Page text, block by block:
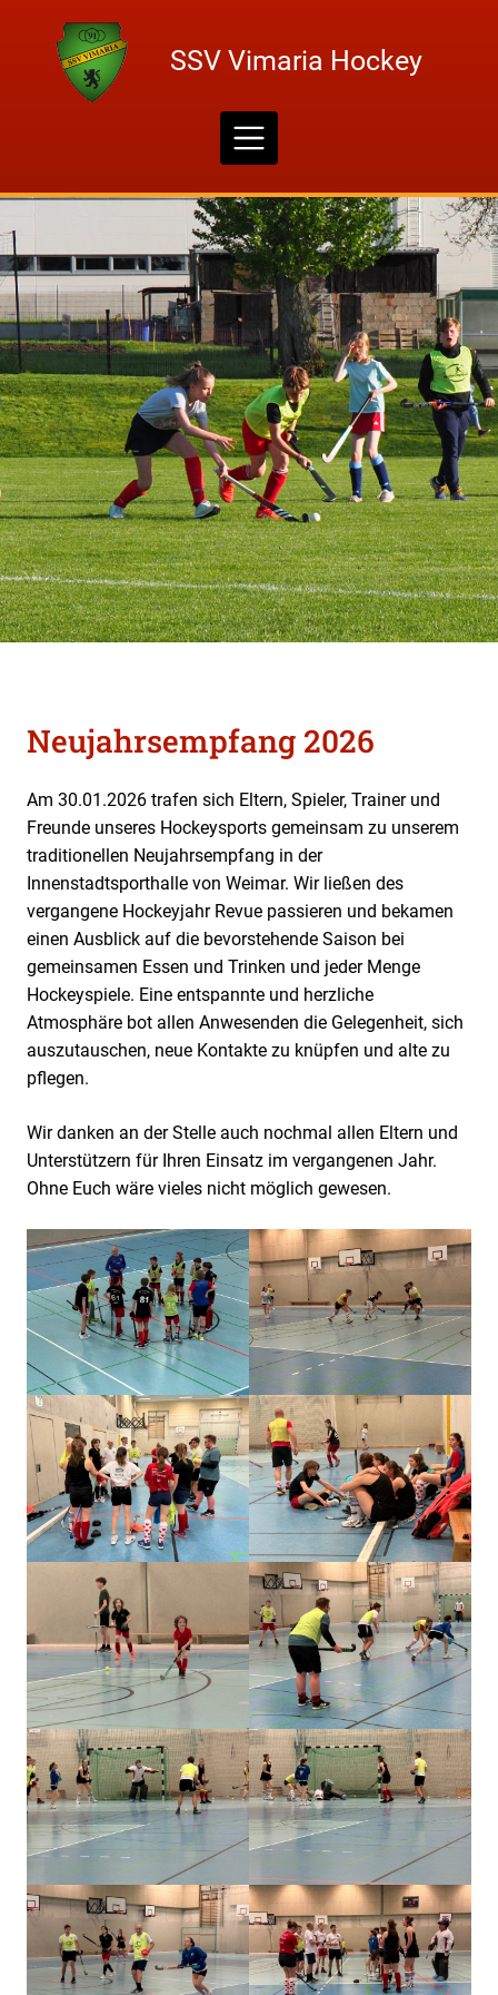
SSV Vimaria Hockey
Neujahrsempfang 2026
Am 30.01.2026 trafen sich Eltern, Spieler, Trainer und
Freunde unseres Hockeysports gemeinsam zu unserem
traditionellen Neujahrsempfang in der
Innenstadtsporthalle von Weimar. Wir ließen des
vergangene Hockeyjahr Revue passieren und bekamen
einen Ausblick auf die bevorstehende Saison bei
gemeinsamen Essen und Trinken und jeder Menge
Hockeyspiele. Eine entspannte und herzliche
Atmosphäre bot allen Anwesenden die Gelegenheit, sich
auszutauschen, neue Kontakte zu knüpfen und alte zu
pflegen.
Wir danken an der Stelle auch nochmal allen Eltern und
Unterstützern für Ihren Einsatz im vergangenen Jahr.
Ohne Euch wäre vieles nicht möglich gewesen.